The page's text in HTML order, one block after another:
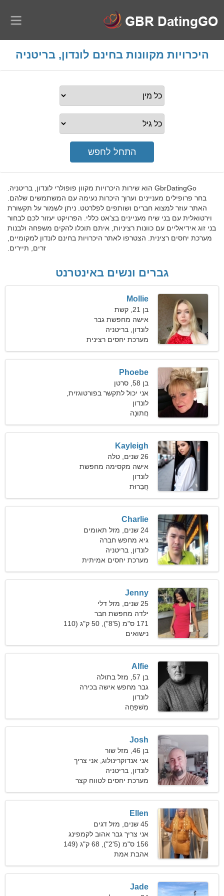
היכרויות מקוונות בחינם לונדון, בריטניה
GbrDatingGo הוא שירות היכרויות מקוון פופולרי לונדון, בריטניה.
בחר פרופילים מעניינים וערוך היכרות נעימה עם המשתמשים שלהם.
האתר עוזר למצוא חברים ושותפים לפלרטט. ניתן לשמור על תקשורת
וירטואלית עם בני שיח מעניינים בצ'אט כללי. הפרויקט יעזור לכם לבחור
בני זוג אידיאליים עם כוונות רציניות, איתם תוכלו להקים משפחה ולבנות
מערכת יחסים רצינית. הצטרפו לאתר היכרויות בחינם לונדון למקומיים,
זרים, תיירים.
גברים ונשים באינטרנט
Mollie
בן 21, קשת
אישה מחפשת גבר
לונדון, בריטניה
מערכת יחסים רצינית
Phoebe
בן 58, סרטן
אני יכול לתקשר בפורטוגזית,
אנגלית
לונדון
חֲתוּנָה
Kayleigh
26 שנים, טלה
אישה מקסימה מחפשת
אהבת אמת
לונדון
חֲבֵרוּת
Charlie
24 שנים, מזל תאומים
גיא מחפש חברה
לונדון, בריטניה
מערכת יחסים אמיתית
Jenny
25 שנים, מזל דלי
ילדה מחפשת חבר
171 ס"מ (5'8"), 50 ק"ג (110
פאונד)
נישואים
Alfie
בן 57, מזל בתולה
גבר מחפש אישה בכירה
לונדון
מִשׁפָּחָה
Josh
בן 46, מזל שור
אני אנדוקרינולוג, אני צריך
אישה חולמנית
לונדון, בריטניה
מערכת יחסים לטווח קצר
Ellen
45 שנים, מזל דגים
אני צריך גבר אהוב לקמפינג
156 ס"מ (5'2"), 68 ק"ג (149
פאונד)
אהבת אמת
Jade